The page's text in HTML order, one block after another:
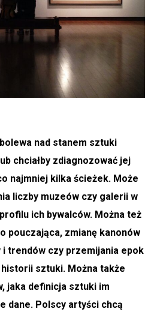
nad stanem sztuki
chciałby zdiagnozować jej
najmniej kilka ścieżek. Może
liczby muzeów czy galerii w
ich bywalców. Można też
pouczająca, zmianę kanonów
trendów czy przemijania epok
sztuki. Można także
jaka definicja sztuki im
dane. Polscy artyści chcą